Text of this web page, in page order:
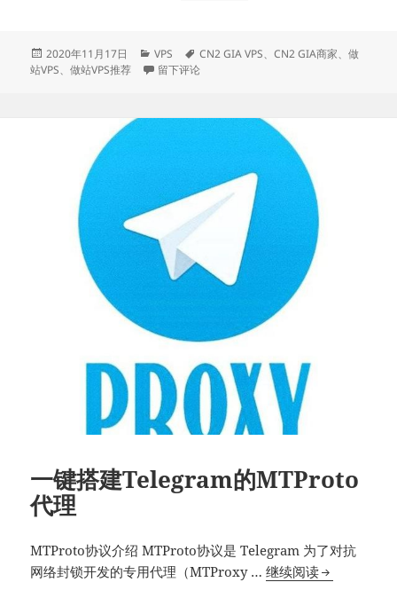
&
退
推
发
布
2020年11月17日
分
类
VPS
标
签
CN2 GIA VPS、CN2 GIA商家、做
站VPS、做站VPS推荐 于做站VPS推荐
留下评论
一键搭建Telegram的MTProto
代理
MTProto协议介绍 MTProto协议是 Telegram 为了对抗
网络封锁开发的专用代理（MTProxy …继续阅读一